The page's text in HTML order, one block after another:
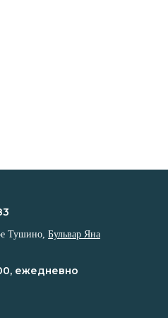
Тушино, Бульвар Яна
ежедневно